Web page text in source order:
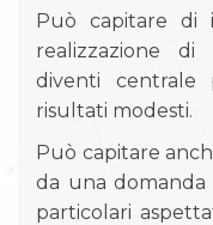
Può capitare di
realizzazione
diventi
risultati modesti.
Può capitare
da una domanda
particolari